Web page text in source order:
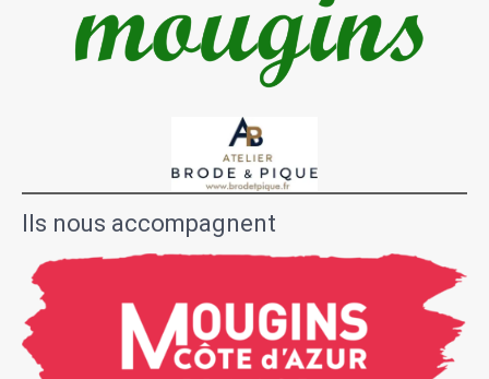
Ils nous accompagnent